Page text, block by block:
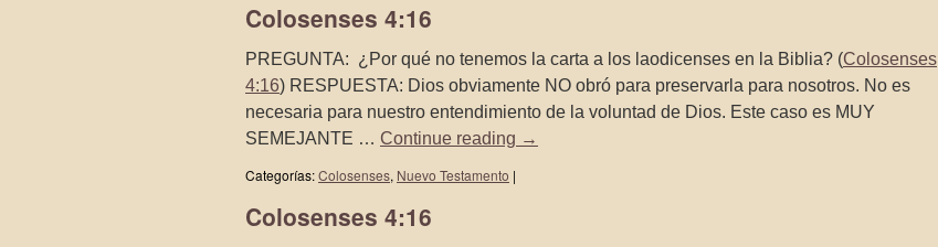
Colosenses 4:16
PREGUNTA: ¿Por qué no tenemos la carta a los laodicenses en la Biblia? (Colosenses
4:16) RESPUESTA: Dios obviamente NO obró para preservarla para nosotros. No es
necesaria para nuestro entendimiento de la voluntad de Dios. Este caso es MUY
SEMEJANTE … Continue reading →
Categorías:Colosenses, Nuevo Testamento |
Colosenses 4:16